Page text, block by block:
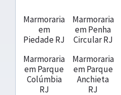
Marmoraria
em
Piedade RJ
Marmoraria
em Penha
Circular RJ
Marmoraria
em Parque
Colúmbia
RJ
Marmoraria
em Parque
Anchieta
RJ